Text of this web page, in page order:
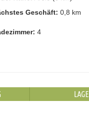
Geschäft: 0,8 km
4
LAGE